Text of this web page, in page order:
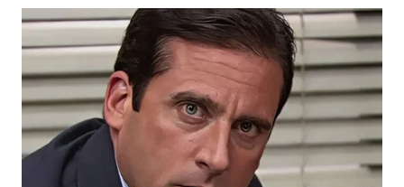
TOBA
WN
NIAS
WN
LANGKAT